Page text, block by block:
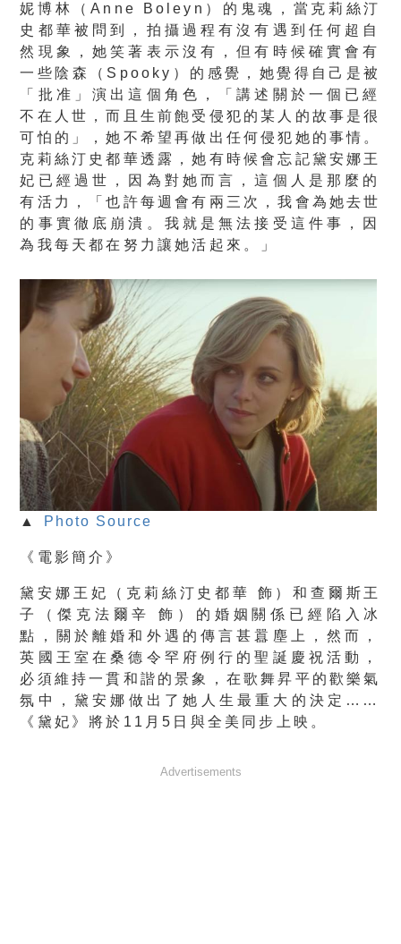
妮博林（Anne Boleyn）的鬼魂，當克莉絲汀
史都華被問到， 拍攝過程有沒有遇到任何超自
然現象，她笑著表示沒有，但有時候確實會有
一些陰森（Spooky）的感覺， 她覺得自己是被
「批准」演出這個角色，「講述關於一個已經
不在人世，而且生前飽受侵犯的某人的故事是很
可怕的」，她不希望再做出任何侵犯她的事情。
克莉絲汀史都華透露，她有時候會忘記黛安娜王
妃已經過世，因為對她而言，這個人是那麼的
有活力，「也許每週會有兩三次，我會為她去世
的事實徹底崩潰。我就是無法接受這件事， 因
為我每天都在努力讓她活起來。」
▲ Photo Source
《電影簡介》
黛安娜王妃（克莉絲汀史都華 飾）和查爾斯王
子（傑克法爾辛 飾）的婚姻關係已經陷入冰
點，關於離婚和外遇的傳言甚囂塵上，然而，
英國王室在桑德令罕府例行的聖誕慶祝活動，
必須維持一貫和諧的景象，在歌舞昇平的歡樂氣
氛中，黛安娜做出了她人生最重大的決定……
《黛妃》將於11月5日與全 美同步上映。
Advertisements